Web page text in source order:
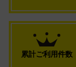
累計ご利用件数